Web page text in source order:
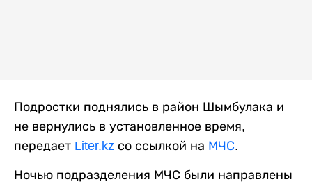
Подростки поднялись в район Шымбулака и
не вернулись в установленное время,
передает Liter.kz со ссылкой на МЧС.
Ночью подразделения МЧС были направлены